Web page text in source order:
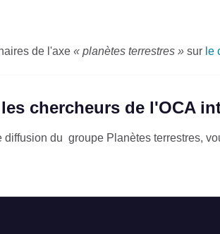
de l'axe « planètes terrestres » sur le
chercheurs de l'OCA
du groupe Planètes terrestres,